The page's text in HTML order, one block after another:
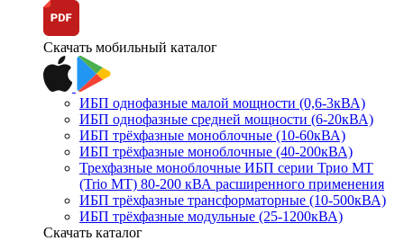
Скачать мобильный каталог
ИБП однофазные малой мощности (0,6-3кВА)
ИБП однофазные средней мощности (6-20кВА)
ИБП трёхфазные моноблочные (10-60кВА)
ИБП трёхфазные моноблочные (40-200кВА)
Трехфазные моноблочные ИБП серии Трио МТ
(Trio MT) 80-200 кВА расширенного применения
ИБП трёхфазные трансформаторные (10-500кВА)
ИБП трёхфазные модульные (25-1200кВА)
Скачать каталог